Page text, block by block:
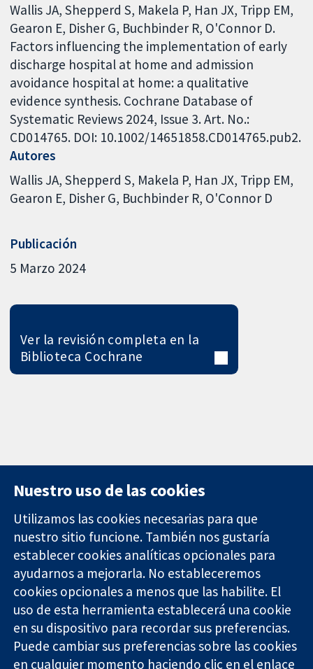
Wallis JA, Shepperd S, Makela P, Han JX, Tripp EM,
Gearon E, Disher G, Buchbinder R, O'Connor D.
Factors influencing the implementation of early
discharge hospital at home and admission
avoidance hospital at home: a qualitative
evidence synthesis. Cochrane Database of
Systematic Reviews 2024, Issue 3. Art. No.:
CD014765. DOI: 10.1002/14651858.CD014765.pub2.
Autores
Wallis JA Shepperd S Makela P Han JX Tripp EM
Gearon E Disher G Buchbinder R O'Connor D
Publicación
5 Marzo 2024
Ver la revisión completa en la
Biblioteca Cochrane
Evidencia fiable.
Decisiones
informadas.
Mejor salud.
11-13 Cavendish
Square
Londres
W1G 0AN
Reino Unido
Contacto
Noticias
Prensa
Sobre
nosotros
Empleo
Cochrane
Library
Nuestro uso de las cookies
Utilizamos las cookies necesarias para que
nuestro sitio funcione. También nos gustaría
establecer cookies analíticas opcionales para
ayudarnos a mejorarla. No estableceremos
cookies opcionales a menos que las habilite. El
uso de esta herramienta establecerá una cookie
en su dispositivo para recordar sus preferencias.
Puede cambiar sus preferencias sobre las cookies
en cualquier momento haciendo clic en el enlace